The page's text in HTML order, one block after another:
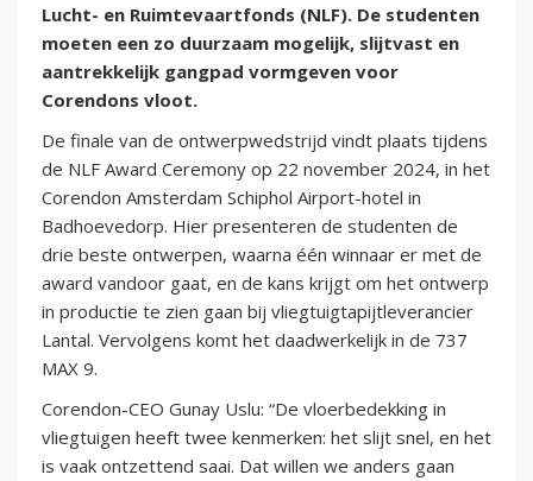
Lucht- en Ruimtevaartfonds (NLF). De studenten
moeten een zo duurzaam mogelijk, slijtvast en
aantrekkelijk gangpad vormgeven voor
Corendons vloot.
De finale van de ontwerpwedstrijd vindt plaats tijdens
de NLF Award Ceremony op 22 november 2024, in het
Corendon Amsterdam Schiphol Airport-hotel in
Badhoevedorp. Hier presenteren de studenten de
drie beste ontwerpen, waarna één winnaar er met de
award vandoor gaat, en de kans krijgt om het ontwerp
in productie te zien gaan bij vliegtuigtapijtleverancier
Lantal. Vervolgens komt het daadwerkelijk in de 737
MAX 9.
Corendon-CEO Gunay Uslu: “De vloerbedekking in
vliegtuigen heeft twee kenmerken: het slijt snel, en het
is vaak ontzettend saai. Dat willen we anders gaan